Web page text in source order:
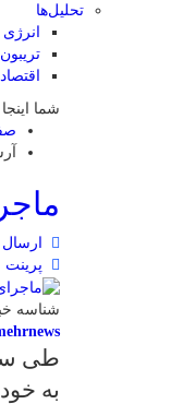
تحلیل‌ها
شما
ارسال
پرینت
شناسه خبر : 176558 | تاریخ انتشار : ۱۷ تیر ۱۴۰۵ - ۱۱:۲۰ | 23
طی
به